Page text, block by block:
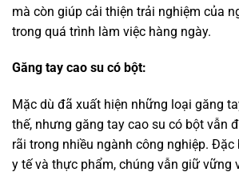
mà còn giúp cải thiện trải nghiệm của
trong quá trình làm việc hàng ngày.
Găng tay cao su có bột:
Mặc dù đã xuất hiện những loại găng
thế, nhưng găng tay cao su có bột vẫn
rãi trong nhiều ngành công nghiệp.
y tế và thực phẩm, chúng vẫn giữ vững